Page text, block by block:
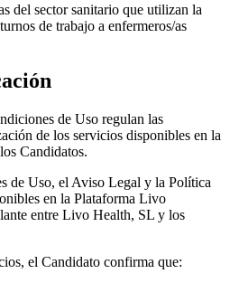
del sector sanitario que utilizan la
de trabajo a enfermeros/as
de Uso regulan las
de los servicios disponibles en la
Candidatos.
de Uso, el Aviso Legal y la Política
en la Plataforma Livo
entre Livo Health, SL y los
el Candidato confirma que: